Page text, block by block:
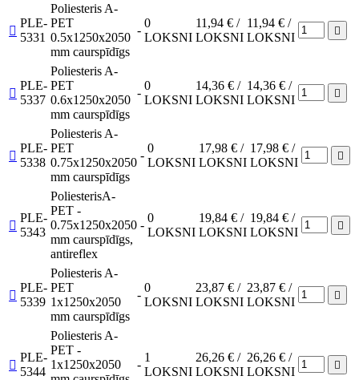

PLE-
5331
Poliesteris A-
PET
0.5x1250x2050
mm caurspīdīgs
-
0
LOKSNI
11,94 € /
LOKSNI
11,94 € /
LOKSNI


PLE-
5337
Poliesteris A-
PET
0.6x1250x2050
mm caurspīdīgs
-
0
LOKSNI
14,36 € /
LOKSNI
14,36 € /
LOKSNI


PLE-
5338
Poliesteris A-
PET
0.75x1250x2050
mm caurspīdīgs
-
0
LOKSNI
17,98 € /
LOKSNI
17,98 € /
LOKSNI


PLE-
5343
PoliesterisA-
PET -
0.75x1250x2050
mm caurspīdīgs,
antireflex
-
0
LOKSNI
19,84 € /
LOKSNI
19,84 € /
LOKSNI


PLE-
5339
Poliesteris A-
PET
1x1250x2050
mm caurspīdīgs
-
0
LOKSNI
23,87 € /
LOKSNI
23,87 € /
LOKSNI


PLE-
5344
Poliesteris A-
PET -
1x1250x2050
-
1
LOKSNI
26,26 € /
LOKSNI
26,26 € /
LOKSNI
